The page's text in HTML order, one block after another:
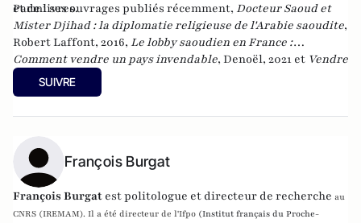
et de livres.
Parmi ses ouvrages publiés récemment, Docteur Saoud et
Mister Djihad : la diplomatie religieuse de l'Arabie saoudite,
Robert Laffont, 2016, Le lobby saoudien en France :
Comment vendre un pays invendable, Denoël, 2021 et Vendre
la guerre : Le complexe militaro-intellectuel
l'Aube, 2022.
SUIVRE
François Burgat
François Burgat est politologue et directeur de recherche au
CNRS (IREMAM). Il a été directeur de l'Ifpo (Institut français du Proche-